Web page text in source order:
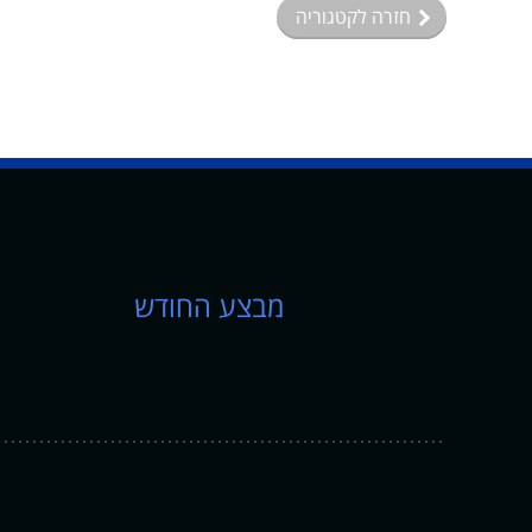
חזרה לקטגוריה
מבצע החודש